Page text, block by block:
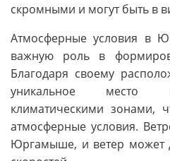
скромными и могут быть в
Атмосферные условия в
важную роль в
Благодаря своему
уникальное место
климатическими зонами,
атмосферные условия.
Юргамыше, и ветер может